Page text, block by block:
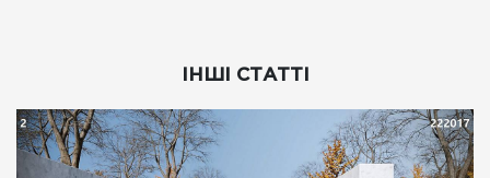
ІНШІ СТАТТІ